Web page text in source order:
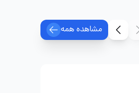
مشاهده همه